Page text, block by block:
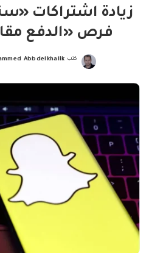
زيادة اشتراكات
فرص «الدفع
Posted
كتب Abbdelkhalik